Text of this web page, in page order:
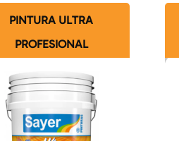
PINTURA ULTRA
PROFESIONAL